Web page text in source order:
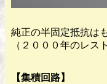
純正の半固定抵抗は
（２０００年のレス
【集積回路】